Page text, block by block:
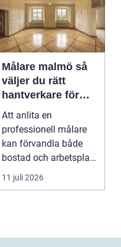
Målare malmö så
väljer du rätt
hantverkare för
hem och företag
Att anlita en
professionell målare
kan förvandla både
bostad och arbetsplats
på kort tid. Färger, yt...
11 juli 2026